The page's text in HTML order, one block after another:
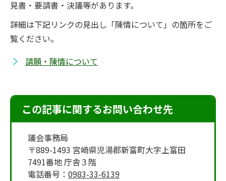
見書・要請書・決議等があります。
詳細は下記リンクの見出し「陳情について」の箇所をご
覧ください。
請願・陳情について
この記事に関するお問い合わせ先
議会事務局
〒889-1493 宮崎県児湯郡新富町大字上富田
7491番地 庁舎３階
電話番号： 0983-33-6139